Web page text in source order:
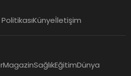
Künyeİletişim
MagazinSağlıkEğitimDünya